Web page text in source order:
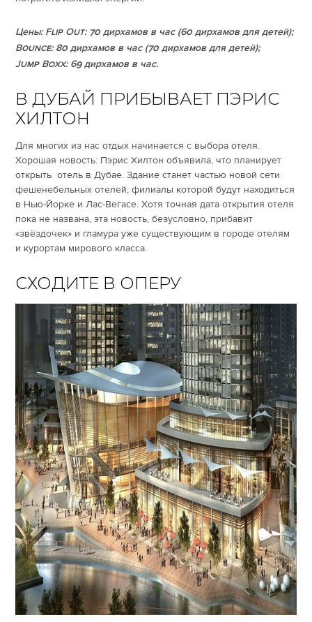
Цены: Flip Out: 70 дирхамов в час (60 дирхамов для детей);
Bounce: 80 дирхамов в час (70 дирхамов для детей);
Jump Boxx: 69 дирхамов в час.
В ДУБАЙ ПРИБЫВАЕТ ПЭРИС
ХИЛТОН
Для многих из нас отдых начинается с выбора отеля.
Хорошая новость: Пэрис Хилтон объявила, что планирует
открыть отель в Дубае. Здание станет частью новой сети
фешенебельных отелей, филиалы которой будут находиться
в Нью-Йорке и Лас-Вегасе. Хотя точная дата открытия отеля
пока не названа, эта новость, безусловно, прибавит
«звёздочек» и гламура уже существующим в городе отелям
и курортам мирового класса.
СХОДИТЕ В ОПЕРУ